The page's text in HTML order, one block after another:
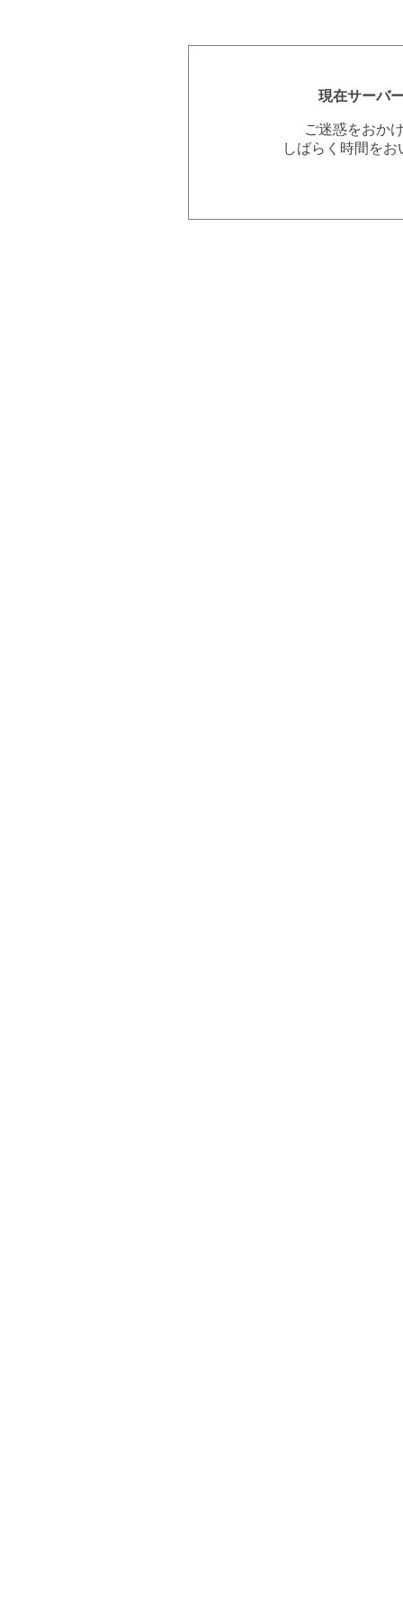
現在サーバ
ご迷惑をおか
しばらく時間を